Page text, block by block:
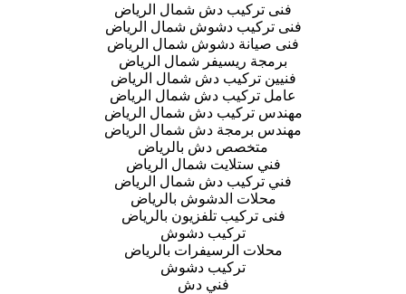
فنى تركيب دش شمال الرياض
فنى تركيب دشوش شمال الرياض
فنى صيانة دشوش شمال الرياض
برمجة ريسيفر شمال الرياض
فنيين تركيب دش شمال الرياض
عامل تركيب دش شمال الرياض
مهندس تركيب دش شمال الرياض
مهندس برمجة دش شمال الرياض
متخصص دش بالرياض
فني ستلايت شمال الرياض
فني تركيب دش شمال الرياض
محلات الدشوش بالرياض
فنى تركيب تلفزيون بالرياض
تركيب دشوش
محلات الرسيفرات بالرياض
تركيب دشوش
فني دش